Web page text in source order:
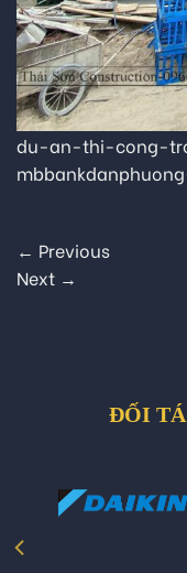
du-an-thi-cong-
← Previous
Next →
ĐỐI